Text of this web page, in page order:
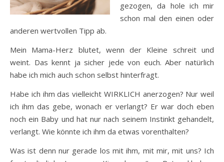
gezogen, da hole ich mir
schon mal den einen oder
anderen wertvollen Tipp ab.
Mein Mama-Herz blutet, wenn der Kleine schreit und
weint. Das kennt ja sicher jede von euch. Aber natürlich
habe ich mich auch schon selbst hinterfragt.
Habe ich ihm das vielleicht WIRKLICH anerzogen? Nur weil
ich ihm das gebe, wonach er verlangt? Er war doch eben
noch ein Baby und hat nur nach seinem Instinkt gehandelt,
verlangt. Wie könnte ich ihm da etwas vorenthalten?
Was ist denn nur gerade los mit ihm, mit mir, mit uns? Ich